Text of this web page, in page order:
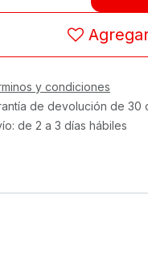
y condiciones
de devolución de 30
de 2 a 3 días hábiles